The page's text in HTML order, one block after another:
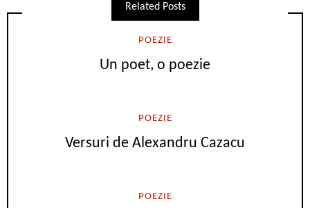
Related Posts
POEZIE
Un poet, o poezie
POEZIE
Versuri de Alexandru Cazacu
POEZIE